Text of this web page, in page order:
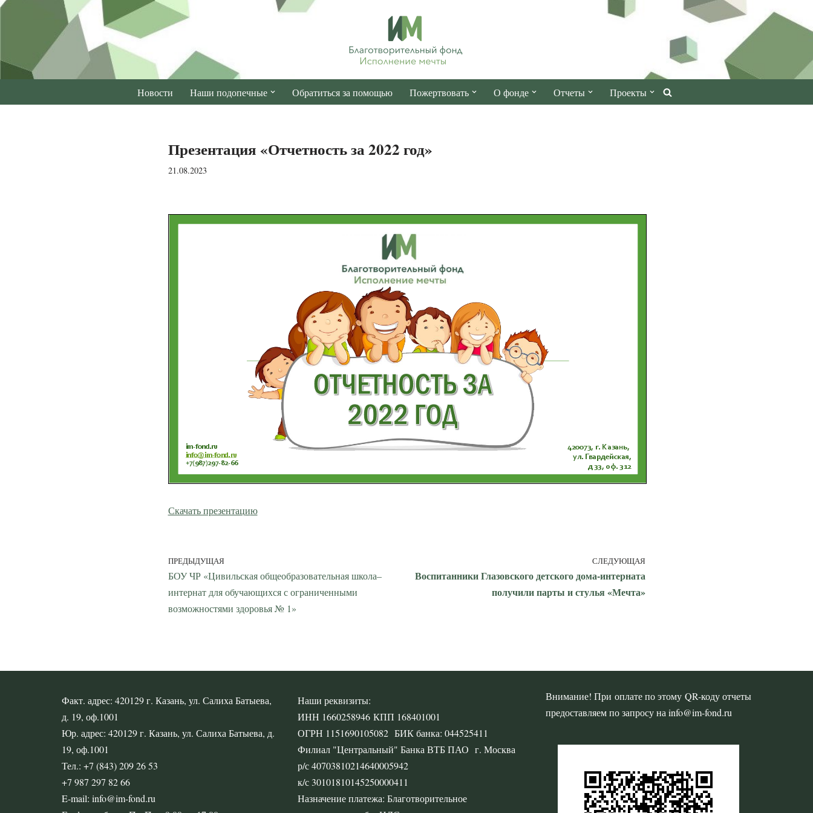
содержимому
Новости Наши подопечные Обратиться за помощью Пожертвовать О фонде Отчеты Проекты
Презентация «Отчетность за 2022 год»
21.08.2023
Скачать презентацию
ПРЕДЫДУЩАЯ
БОУ ЧР «Цивильская общеобразовательная школа–
интернат для обучающихся с ограниченными
возможностями здоровья № 1»
СЛЕДУЮЩАЯ
Воспитанники Глазовского детского дома-интерната
получили парты и стулья «Мечта»
Факт. адрес: 420129 г. Казань, ул. Салиха Батыева,
д. 19, оф.1001
Юр. адрес: 420129 г. Казань, ул. Салиха Батыева, д.
19, оф.1001
Тел.: +7 (843) 209 26 53
+7 987 297 82 66
E-mail: info@im-fond.ru
Наши реквизиты:
ИНН 1660258946 КПП 168401001
ОГРН 1151690105082 БИК банка: 044525411
Филиал "Центральный" Банка ВТБ ПАО г. Москва
р/с 40703810214640005942
к/с 30101810145250000411
Назначение платежа: Благотворительное
Внимание! При оплате по этому QR-коду отчеты
предоставляем по запросу на info@im-fond.ru